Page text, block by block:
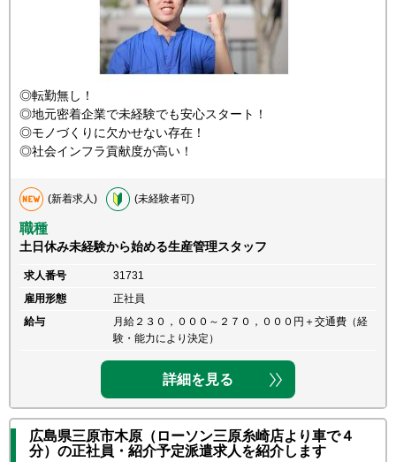
◎転勤無し！
◎地元密着企業で未経験でも安心スタート！
◎モノづくりに欠かせない存在！
◎社会インフラ貢献度が高い！
(新着求人) (未経験者可)
職種
土日休み未経験から始める生産管理スタッフ
求人番号
31731
雇用形態
正社員
給与
月給２３０，０００～２７０，０００円＋交通費（経
験・能力により決定）
詳細を見る
広島県三原市木原（ローソン三原糸崎店より車で４
分）の正社員・紹介予定派遣求人を紹介します